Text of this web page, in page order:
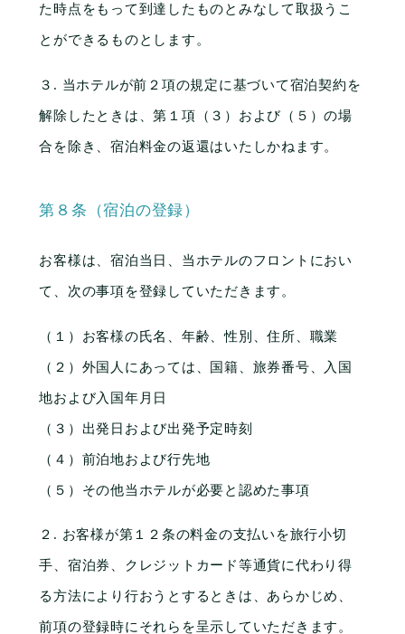
た時点をもって到達したものとみなして取扱うこ
とができるものとします。
３. 当ホテルが前２項の規定に基づいて宿泊契約を
解除したときは、第１項（３）および（５）の場
合を除き、宿泊料金の返還はいたしかねます。
第８条（宿泊の登録）
お客様は、宿泊当日、当ホテルのフロントにおい
て、次の事項を登録していただきます。
（１）お客様の氏名、年齢、性別、住所、職業
（２）外国人にあっては、国籍、旅券番号、入国
地および入国年月日
（３）出発日および出発予定時刻
（４）前泊地および行先地
（５）その他当ホテルが必要と認めた事項
２. お客様が第１２条の料金の支払いを旅行小切
手、宿泊券、クレジットカード等通貨に代わり得
る方法により行おうとするときは、あらかじめ、
前項の登録時にそれらを呈示していただきます。